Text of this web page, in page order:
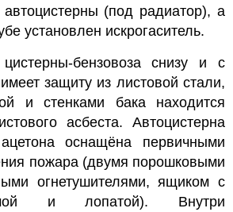
(под радиатор), а
установлен искрогаситель.
бензовоза снизу и с
защиту из листовой стали,
и стенками бака находится
асбеста. Автоцистерна
оснащёна первичными
пожара (двумя порошковыми
огнетушителями, ящиком с
и лопатой). Внутри